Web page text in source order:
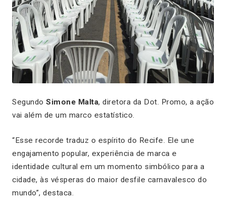
Segundo Simone Malta, diretora da Dot. Promo, a ação
vai além de um marco estatístico.
“Esse recorde traduz o espírito do Recife. Ele une
engajamento popular, experiência de marca e
identidade cultural em um momento simbólico para a
cidade, às vésperas do maior desfile carnavalesco do
mundo”, destaca.